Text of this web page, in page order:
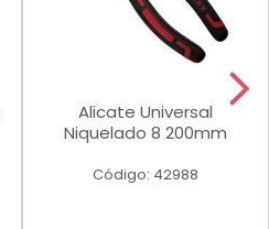
Alicate Universal
Niquelado 8 200mm
Código: 42988